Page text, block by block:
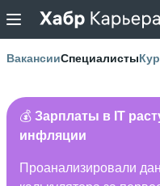
ВакансииСпециалисты
💰 Зарплаты в IT
инфляции
Проанализировали